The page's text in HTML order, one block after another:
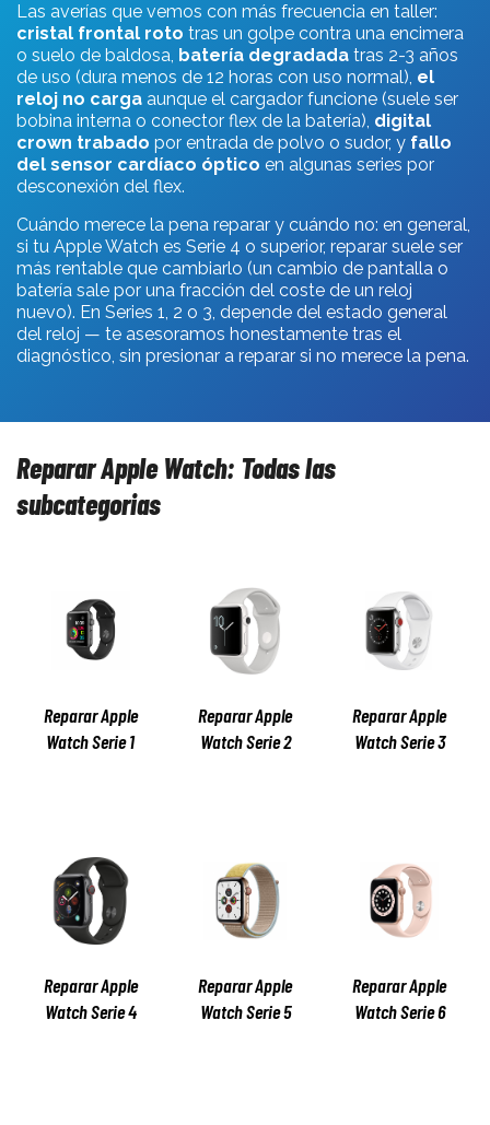
Las averías que vemos con más frecuencia en taller:
cristal frontal roto tras un golpe contra una encimera
o suelo de baldosa, batería degradada tras 2-3 años
de uso (dura menos de 12 horas con uso normal), el
reloj no carga aunque el cargador funcione (suele ser
bobina interna o conector flex de la batería), digital
crown trabado por entrada de polvo o sudor, y fallo
del sensor cardíaco óptico en algunas series por
desconexión del flex.
Cuándo merece la pena reparar y cuándo no: en general,
si tu Apple Watch es Serie 4 o superior, reparar suele ser
más rentable que cambiarlo (un cambio de pantalla o
batería sale por una fracción del coste de un reloj
nuevo). En Series 1, 2 o 3, depende del estado general
del reloj — te asesoramos honestamente tras el
diagnóstico, sin presionar a reparar si no merece la pena.
Reparar Apple Watch: Todas las
subcategorias
Reparar Apple
Watch Serie 1
Reparar Apple
Watch Serie 2
Reparar Apple
Watch Serie 3
Reparar Apple
Watch Serie 4
Reparar Apple
Watch Serie 5
Reparar Apple
Watch Serie 6